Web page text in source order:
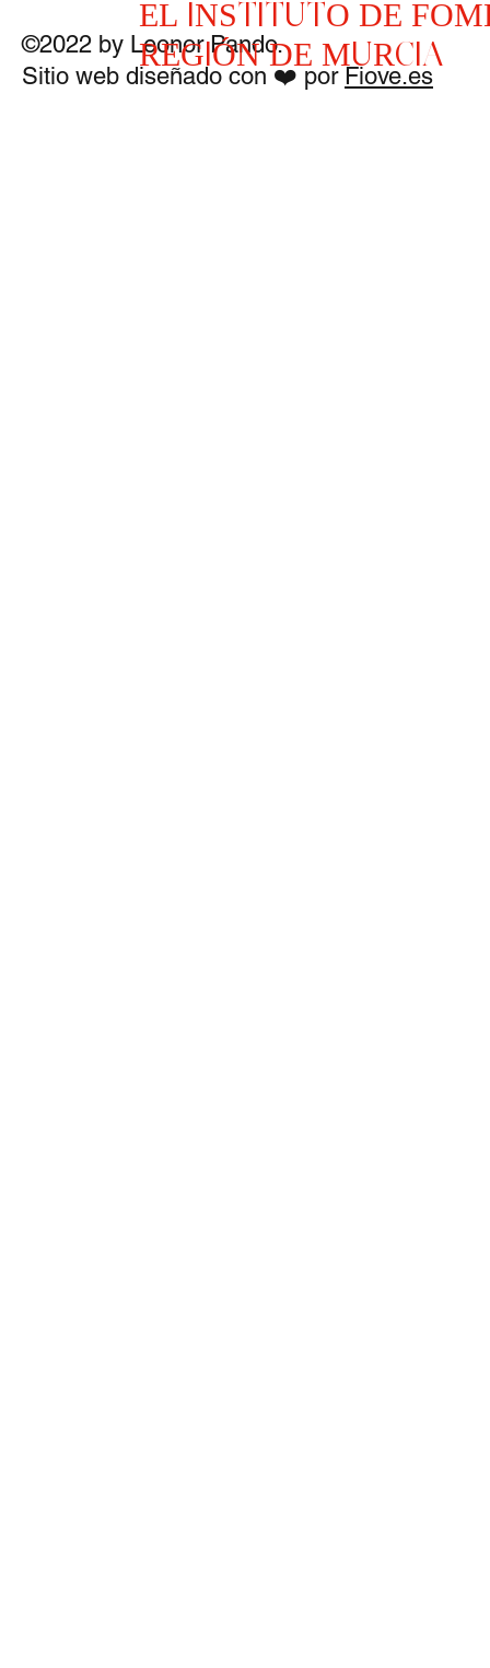
©2022 by Leonor Pando.
Sitio web diseñado con ❤️ por Fiove.es
EL INSTITUTO DE
REGIÓN DE MURCIA